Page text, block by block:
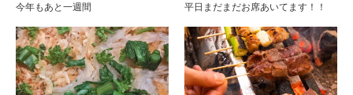
今年もあと一週間 平日まだまだお席あいてます！！